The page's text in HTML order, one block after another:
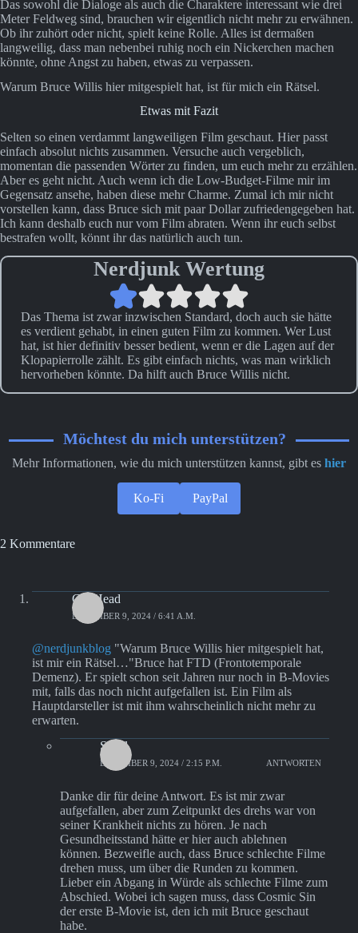
Das sowohl die Dialoge als auch die Charaktere interessant wie drei
Meter Feldweg sind, brauchen wir eigentlich nicht mehr zu erwähnen.
Ob ihr zuhört oder nicht, spielt keine Rolle. Alles ist dermaßen
langweilig, dass man nebenbei ruhig noch ein Nickerchen machen
könnte, ohne Angst zu haben, etwas zu verpassen.
Warum Bruce Willis hier mitgespielt hat, ist für mich ein Rätsel.
Etwas mit Fazit
Selten so einen verdammt langweiligen Film geschaut. Hier passt
einfach absolut nichts zusammen. Versuche auch vergeblich,
momentan die passenden Wörter zu finden, um euch mehr zu erzählen.
Aber es geht nicht. Auch wenn ich die Low-Budget-Filme mir im
Gegensatz ansehe, haben diese mehr Charme. Zumal ich mir nicht
vorstellen kann, dass Bruce sich mit paar Dollar zufriedengegeben hat.
Ich kann deshalb euch nur vom Film abraten. Wenn ihr euch selbst
bestrafen wollt, könnt ihr das natürlich auch tun.
Nerdjunk Wertung
Das Thema ist zwar inzwischen Standard, doch auch sie hätte
es verdient gehabt, in einen guten Film zu kommen. Wer Lust
hat, ist hier definitiv besser bedient, wenn er die Lagen auf der
Klopapierrolle zählt. Es gibt einfach nichts, was man wirklich
hervorheben könnte. Da hilft auch Bruce Willis nicht.
Möchtest du mich unterstützen?
Mehr Informationen, wie du mich unterstützen kannst, gibt es hier
Ko-Fi PayPal
2 Kommentare
ClipHead
DEZEMBER 9, 2024 / 6:41 A.M.
@nerdjunkblog "Warum Bruce Willis hier mitgespielt hat,
ist mir ein Rätsel…"Bruce hat FTD (Frontotemporale
Demenz). Er spielt schon seit Jahren nur noch in B-Movies
mit, falls das noch nicht aufgefallen ist. Ein Film als
Hauptdarsteller ist mit ihm wahrscheinlich nicht mehr zu
erwarten.
Sanel
DEZEMBER 9, 2024 / 2:15 P.M. ANTWORTEN
Danke dir für deine Antwort. Es ist mir zwar
aufgefallen, aber zum Zeitpunkt des drehs war von
seiner Krankheit nichts zu hören. Je nach
Gesundheitsstand hätte er hier auch ablehnen
können. Bezweifle auch, dass Bruce schlechte Filme
drehen muss, um über die Runden zu kommen.
Lieber ein Abgang in Würde als schlechte Filme zum
Abschied. Wobei ich sagen muss, dass Cosmic Sin
der erste B-Movie ist, den ich mit Bruce geschaut
habe.